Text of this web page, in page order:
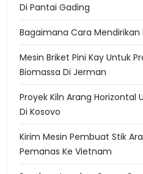
Di Pantai Gading
Bagaimana Cara Mendirikan
Mesin Briket Pini Kay Untuk
Biomassa Di Jerman
Proyek Kiln Arang Horizontal
Di Kosovo
Kirim Mesin Pembuat Stik
Pemanas Ke Vietnam